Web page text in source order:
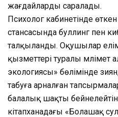
жағдайларды саралады.
Психолог кабинетінде
стансасында буллинг пен
талқыланды. Оқушылар
қызметтері туралы
экологиясы» бөлімінде
табуға арналған
балалық шақты
кітапханадағы «Болашақ